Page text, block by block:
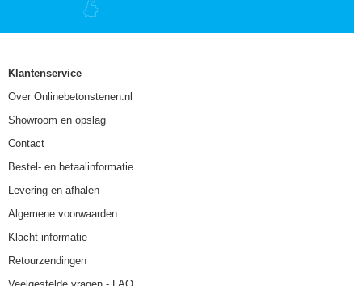
Klantenservice
Over Onlinebetonstenen.nl
Showroom en opslag
Contact
Bestel- en betaalinformatie
Levering en afhalen
Algemene voorwaarden
Klacht informatie
Retourzendingen